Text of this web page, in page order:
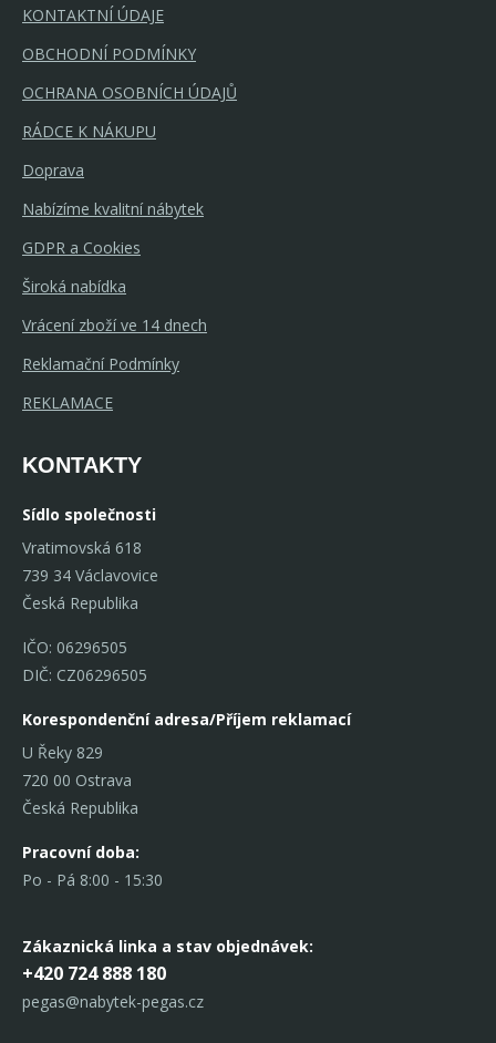
KONTAKTNÍ ÚDAJE
OBCHODNÍ PODMÍNKY
OCHRANA OSOBNÍCH ÚDAJŮ
RÁDCE K NÁKUPU
Doprava
Nabízíme kvalitní nábytek
GDPR a Cookies
Široká nabídka
Vrácení zboží ve 14 dnech
Reklamační Podmínky
REKLAMACE
KONTAKTY
Sídlo společnosti
Vratimovská 618
739 34 Václavovice
Česká Republika
IČO: 06296505
DIČ: CZ06296505
Korespondenční adresa/Příjem reklamací
U Řeky 829
720 00 Ostrava
Česká Republika
Pracovní doba:
Po - Pá 8:00 - 15:30
Zákaznická linka a stav objednávek:
+420 724 888 180
pegas@nabytek-pegas.cz